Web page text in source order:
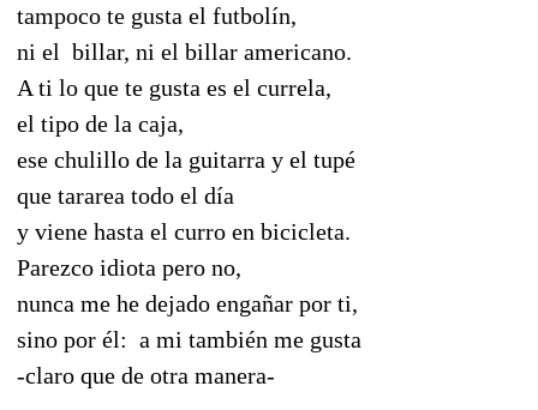
tampoco te gusta el futbolín,
ni el billar, ni el billar americano.
A ti lo que te gusta es el currela,
el tipo de la caja,
ese chulillo de la guitarra y el tupé
que tararea todo el día
y viene hasta el curro en bicicleta.
Parezco idiota pero no,
nunca me he dejado engañar por ti,
sino por él: a mi también me gusta
-claro que de otra manera-